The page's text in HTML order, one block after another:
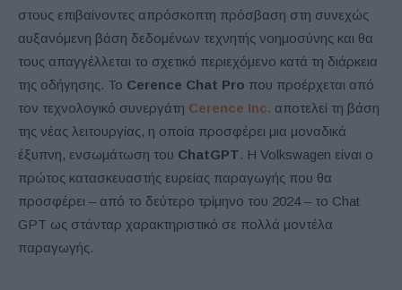
στους επιβαίνοντες απρόσκοπτη πρόσβαση στη συνεχώς
αυξανόμενη βάση δεδομένων τεχνητής νοημοσύνης και θα
τους απαγγέλλεται το σχετικό περιεχόμενο κατά τη διάρκεια
της οδήγησης. Το Cerence Chat Pro που προέρχεται από
τον τεχνολογικό συνεργάτη Cerence Inc. αποτελεί τη βάση
της νέας λειτουργίας, η οποία προσφέρει μια μοναδικά
έξυπνη, ενσωμάτωση του ChatGPT. Η Volkswagen είναι ο
πρώτος κατασκευαστής ευρείας παραγωγής που θα
προσφέρει – από το δεύτερο τρίμηνο του 2024 – το Chat
GPT ως στάνταρ χαρακτηριστικό σε πολλά μοντέλα
παραγωγής.